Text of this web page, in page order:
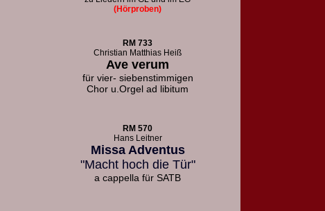
(Hörproben)
RM 733
Christian Matthias Heiß
Ave verum
für vier- siebenstimmigen
Chor u. Orgel ad libitum
RM 570
Hans Leitner
Missa Adventus
"Macht hoch die Tür"
a cappella für SATB